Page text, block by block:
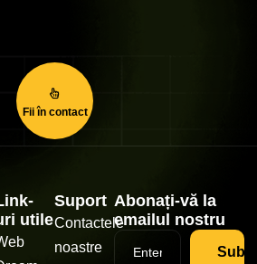
Fii în contact
utile
Suport
Contactele
noastre
Abonați-vă la
emailul nostru